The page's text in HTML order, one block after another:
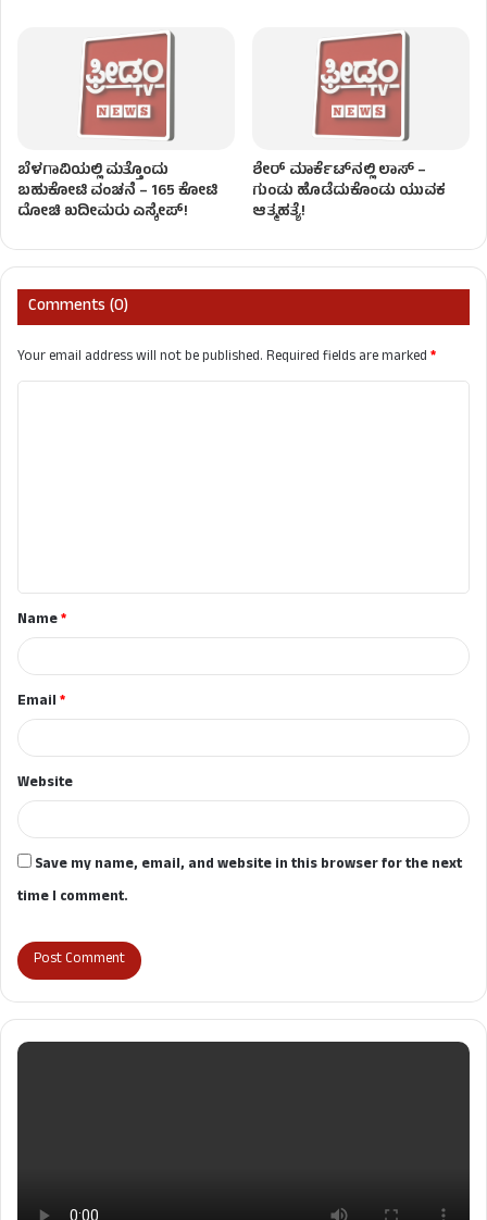
ಬೆಳಗಾವಿಯಲ್ಲಿ ಮತ್ತೊಂದು
ಬಹುಕೋಟಿ ವಂಚನೆ – 165 ಕೋಟಿ
ದೋಚಿ ಖದೀಮರು ಎಸ್ಕೇಪ್!
ಶೇರ್ ಮಾರ್ಕೆಟ್​ನಲ್ಲಿ ಲಾಸ್ –
ಗುಂಡು ಹೊಡೆದುಕೊಂಡು ಯುವಕ
ಆತ್ಮಹತ್ಯೆ!
Comments (0)
Your email address will not be published.Required fields are marked*
t
*Name*
Email*
Website
Save my name, email, and website in this browser for the next
time I comment.